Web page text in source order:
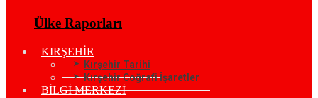
Ülke Raporları
KIRŞEHİR
Kırşehir Tarihi
Kırşehir Coğrafi İşaretler
BİLGİ MERKEZİ